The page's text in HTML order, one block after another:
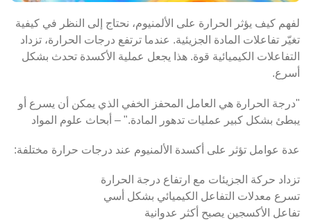
لفهم كيف يؤثر الحرارة على الألمنيوم، نحتاج إلى النظر في كيفية
تغيّر تفاعلات المادة الجزيئية. عندما ترتفع درجات الحرارة، تزداد
التفاعلات الكيميائية قوة. هذا يجعل عملية الأكسدة تحدث بشكل
أسرع.
"درجة الحرارة هي العامل المحفز الخفي الذي يمكن أن يسرع أو
يبطئ بشكل كبير عمليات تدهور المادة." – أبحاث علوم المواد
عدة عوامل تؤثر على أكسدة الألمنيوم عند درجات حرارة مختلفة:
تزداد حركة الجزيئات مع ارتفاع درجة الحرارة
تسرع معدلات التفاعل الكيميائي بشكل أسي
تفاعل الأكسجين يصبح أكثر عدوانية